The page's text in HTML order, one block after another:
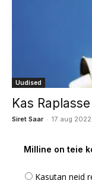
Uudised
Kas
Siret Saar - 17. aug 2022
Milline on teie
Kasutan neid